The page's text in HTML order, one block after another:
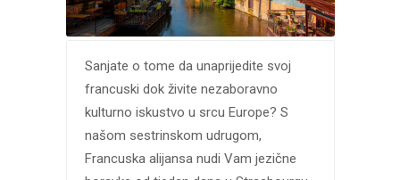
Sanjate o tome da unaprijedite svoj
francuski dok živite nezaboravno
kulturno iskustvo u srcu Europe? S
našom sestrinskom udrugom,
Francuska alijansa nudi Vam jezične